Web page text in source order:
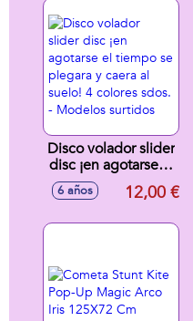
Disco volador slider
disc ¡en agotarse el
tiempo se plegara
y caera al suelo! 4
6 años 12,00 €